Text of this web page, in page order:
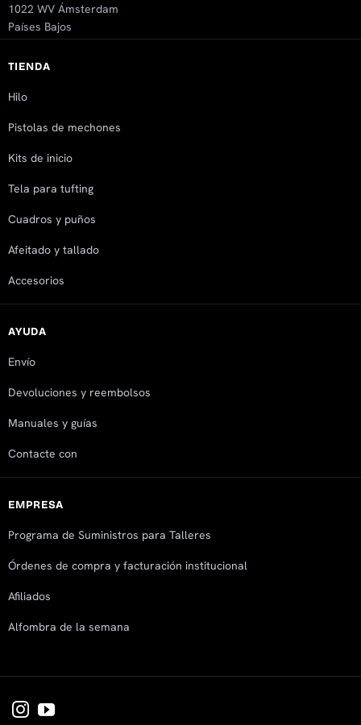
TIENDA
Hilo
Pistolas de mechones
Kits de inicio
Tela para tufting
Cuadros y puños
Afeitado y tallado
Accesorios
AYUDA
Envío
Devoluciones y reembolsos
Manuales y guías
Contacte con
EMPRESA
Programa de Suministros para Talleres
Órdenes de compra y facturación institucional
Afiliados
Alfombra de la semana
1022 WV Ámsterdam
Países Bajos